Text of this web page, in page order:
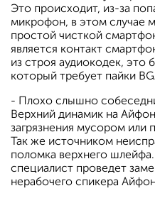
Это происходит, из-за
микрофон, в этом случае
простой чисткой
является контакт
из строя аудиокодек,
который требует пайки
- Плохо слышно
Верхний динамик на
загрязнения мусором или
Так же источником
поломка верхнего
специалист проведет
нерабочего спикера